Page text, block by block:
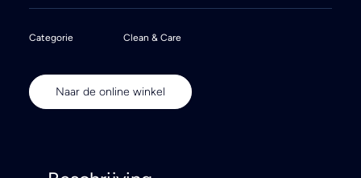
Categorie Clean & Care
Naar de online winkel